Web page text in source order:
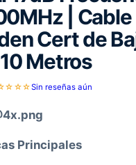
| Cable
Cert de
Metros
Sin reseñas aún
Principales